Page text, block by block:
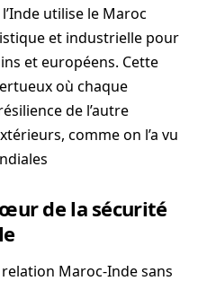
utilise le Maroc
et industrielle pour
et européens. Cette
où chaque
de l’autre
comme on l’a vu
de la sécurité
Maroc-Inde sans